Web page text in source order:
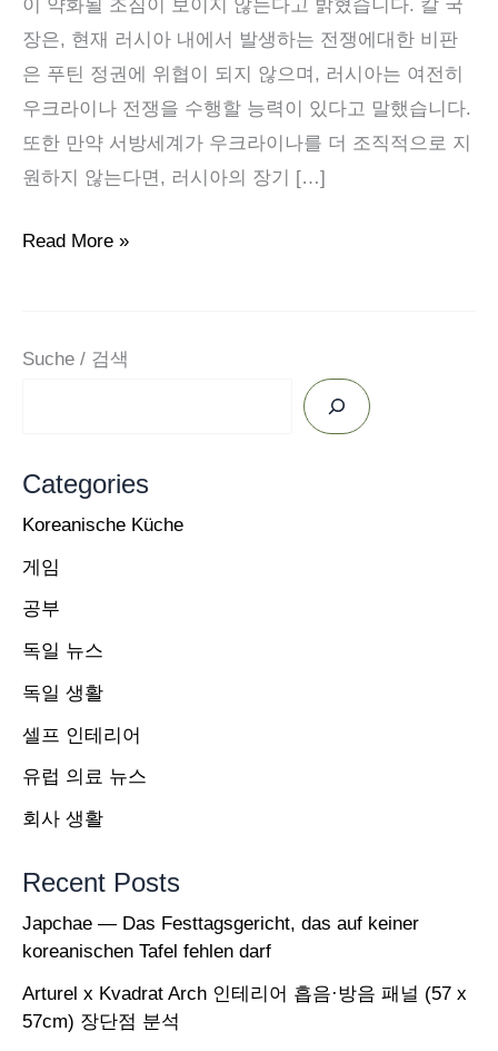
이 약화될 조짐이 보이지 않는다고 밝혔습니다. 칼 국
장은, 현재 러시아 내에서 발생하는 전쟁에대한 비판
은 푸틴 정권에 위협이 되지 않으며, 러시아는 여전히
우크라이나 전쟁을 수행할 능력이 있다고 말했습니다.
또한 만약 서방세계가 우크라이나를 더 조직적으로 지
원하지 않는다면, 러시아의 장기 […]
독
년
5
일
/
푸
틴
제
에
상
징
후
가
없
Read More »
Suche / 검색
Categories
Koreanische Küche
게임
공부
독일 뉴스
독일 생활
셀프 인테리어
유럽 의료 뉴스
회사 생활
Recent Posts
Japchae — Das Festtagsgericht, das auf keiner
koreanischen Tafel fehlen darf
Arturel x Kvadrat Arch 인테리어 흡음·방음 패널 (57 x
57cm) 장단점 분석